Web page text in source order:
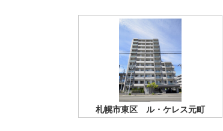
札幌市東区 ル・ケレス元町